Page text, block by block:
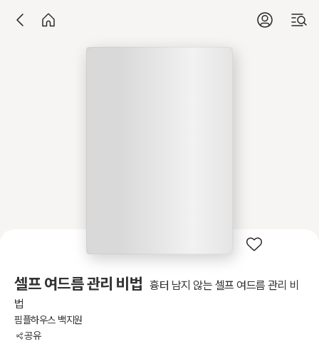
셀프 여드름 관리 비법 흉터 남지 않는 셀프 여드름 관리 비
법
핌플하우스 백지원
공유